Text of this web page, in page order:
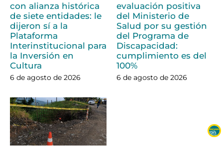
con alianza histórica
de siete entidades: le
dijeron sí a la
Plataforma
Interinstitucional para
la Inversión en
Cultura
6 de agosto de 2026
evaluación positiva
del Ministerio de
Salud por su gestión
del Programa de
Discapacidad:
cumplimiento es del
100%
6 de agosto de 2026